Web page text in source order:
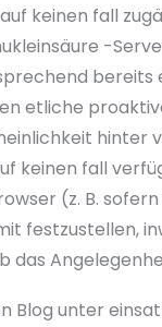
keinen fall
-
etliche
hinter
keinen fall
(z. B.
festzustellen,
das
Blog unter